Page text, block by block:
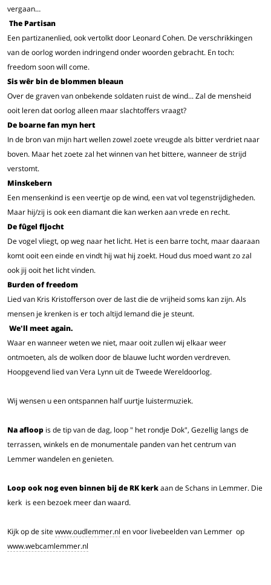
vergaan…
The Partisan
Een partizanenlied, ook vertolkt door Leonard Cohen. De verschrikkingen
van de oorlog worden indringend onder woorden gebracht. En toch:
freedom soon will come.
Sis wêr bin de blommen bleaun
Over de graven van onbekende soldaten ruist de wind... Zal de mensheid
ooit leren dat oorlog alleen maar slachtoffers vraagt?
De boarne fan myn hert
In de bron van mijn hart wellen zowel zoete vreugde als bitter verdriet naar
boven. Maar het zoete zal het winnen van het bittere, wanneer de strijd
verstomt.
Minskebern
Een mensenkind is een veertje op de wind, een vat vol tegenstrijdigheden.
Maar hij/zij is ook een diamant die kan werken aan vrede en recht.
De fûgel fljocht
De vogel vliegt, op weg naar het licht. Het is een barre tocht, maar daaraan
komt ooit een einde en vindt hij wat hij zoekt. Houd dus moed want zo zal
ook jij ooit het licht vinden.
Burden of freedom
Lied van Kris Kristofferson over de last die de vrijheid soms kan zijn. Als
mensen je krenken is er toch altijd Iemand die je steunt.
We'll meet again.
Waar en wanneer weten we niet, maar ooit zullen wij elkaar weer
ontmoeten, als de wolken door de blauwe lucht worden verdreven.
Hoopgevend lied van Vera Lynn uit de Tweede Wereldoorlog.
Wij wensen u een ontspannen half uurtje luistermuziek.
Na afloop is de tip van de dag, loop " het rondje Dok", Gezellig langs de
terrassen, winkels en de monumentale panden van het centrum van
Lemmer wandelen en genieten.
Loop ook nog even binnen bij de RK kerkaan de Schans in Lemmer. Die
kerk is een bezoek meer dan waard.
Kijk op de sitewww.oudlemmer.nl en voor livebeelden van Lemmer op
www.webcamlemmer.nl